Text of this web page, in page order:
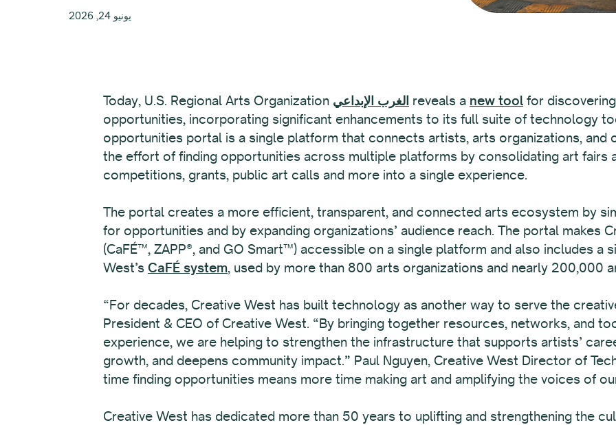
يونيو 24, 2026
Today, U.S. Regional Arts Organization الغرب الإبداعي reveals a new tool for
opportunities, incorporating significant enhancements to its full suite of technology
opportunities portal is a single platform that connects artists, arts organizations, and
the effort of finding opportunities across multiple platforms by consolidating art fairs
competitions, grants, public art calls and more into a single experience.
The portal creates a more efficient, transparent, and connected arts ecosystem by
for opportunities and by expanding organizations’ audience reach. The portal makes
(CaFÉ™, ZAPP®, and GO Smart™) accessible on a single platform and also includes a
West’s CaFÉ system, used by more than 800 arts organizations and nearly 200,000
“For decades, Creative West has built technology as another way to serve the
President & CEO of Creative West. “By bringing together resources, networks, and
experience, we are helping to strengthen the infrastructure that supports artists’
growth, and deepens community impact.” Paul Nguyen, Creative West Director of
time finding opportunities means more time making art and amplifying the voices of
Creative West has dedicated more than 50 years to uplifting and strengthening the